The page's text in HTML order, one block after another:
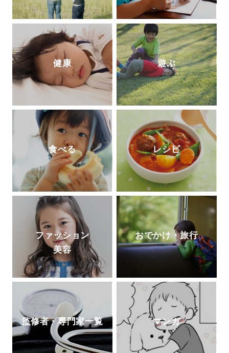
健康 遊ぶ
食べる レシピ
ファッション
美容
おでかけ・旅行
監修者・専門家一覧 マンガ